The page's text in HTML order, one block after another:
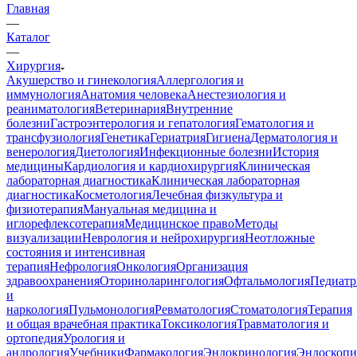
Главная
—
Каталог
—
Хирургия
Акушерство и гинекологияАллергология и
иммунологияАнатомия человекаАнестезиология и
реаниматологияВетеринарияВнутренние
болезниГастроэнтерология и гепатологияГематология и
трансфузиологияГенетикаГериатрияГигиенаДерматология и
венерологияДиетологияИнфекционные болезниИстория
медициныКардиология и кардиохирургияКлиническая
лабораторная диагностикаКлиническая лабораторная
диагностикаКосметологияЛечебная физкультура и
физиотерапияМануальная медицина и
иглорефлексотерапияМедицинское правоМетоды
визуализацииНеврология и нейрохирургияНеотложные
состояния и интенсивная
терапияНефрологияОнкологияОрганизация
здравоохраненияОториноларингологияОфтальмология
и
наркологияПульмонологияРевматологияСтоматологияТерапия
и общая врачебная практикаТоксикологияТравматология и
ортопедияУрология и
андрологияУчебникиФармакологияЭндокринология